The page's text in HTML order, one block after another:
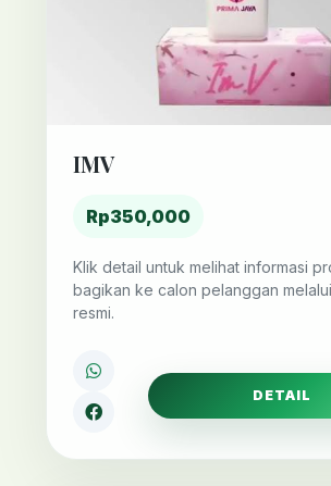
IMV
Rp350,000
Klik detail untuk melihat informasi
bagikan ke calon pelanggan
resmi.
DETAIL